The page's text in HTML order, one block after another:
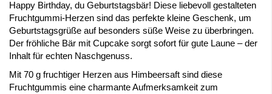
Happy Birthday, du Geburtstagsbär! Diese liebevoll gestalteten
Fruchtgummi-Herzen sind das perfekte kleine Geschenk, um
Geburtstagsgrüße auf besonders süße Weise zu überbringen.
Der fröhliche Bär mit Cupcake sorgt sofort für gute Laune – der
Inhalt für echten Naschgenuss.
Mit 70 g fruchtiger Herzen aus Himbeersaft sind diese
Fruchtgummis eine charmante Aufmerksamkeit zum